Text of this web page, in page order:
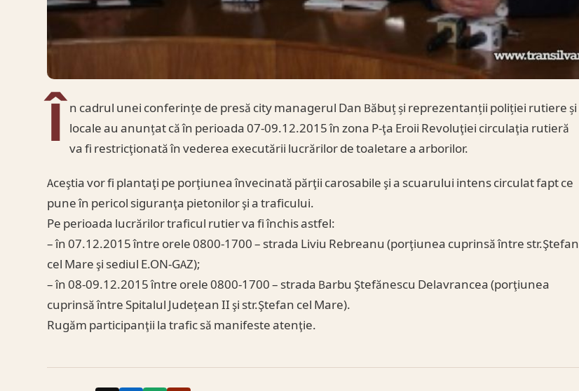
Î n cadrul unei conferințe de presă city managerul Dan Băbuț și reprezentanții poliției rutiere și
locale au anunțat că în perioada 07-09.12.2015 în zona P-ţa Eroii Revoluţiei circulaţia rutieră
va fi restricţionată în vederea executării lucrărilor de toaletare a arborilor.
Aceştia vor fi plantaţi pe porţiunea învecinată părţii carosabile şi a scuarului intens circulat fapt ce
pune în pericol siguranţa pietonilor şi a traficului.
Pe perioada lucrărilor traficul rutier va fi închis astfel:
– în 07.12.2015 între orele 0800-1700 – strada Liviu Rebreanu (porţiunea cuprinsă între str.Ştefan
cel Mare şi sediul E.ON-GAZ);
– în 08-09.12.2015 între orele 0800-1700 – strada Barbu Ştefănescu Delavrancea (porţiunea
cuprinsă între Spitalul Judeţean II şi str.Ştefan cel Mare).
Rugăm participanţii la trafic să manifeste atenţie.